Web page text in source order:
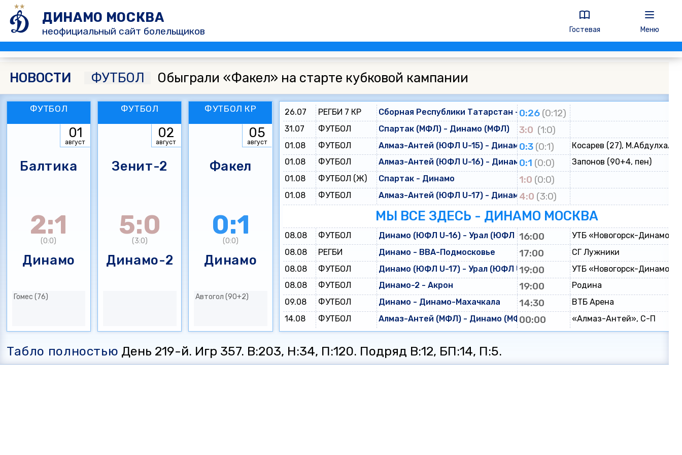
ДИНАМО МОСКВА
неофициальный сайт болельщиков Гостевая Меню
НОВОСТИ ФУТБОЛ Обыграли «Факел» на старте кубковой кампании
ФУТБОЛ
01
август
Балтика
2:1
(0:0)
Динамо
Гомес (76)
ФУТБОЛ
02
август
Зенит-2
5:0
(3:0)
Динамо-2
ФУТБОЛ КР
05
август
Факел
0:1
(0:0)
Динамо
Автогол (90+2)
26.07 РЕГБИ 7 КР Сборная Республики Татарстан - Динамо
0:26 (0:12)
31.07 ФУТБОЛ Спартак (МФЛ) - Динамо (МФЛ) 3:0 (1:0)
01.08 ФУТБОЛ Алмаз-Антей (ЮФЛ U-15) - Динамо (ЮФЛ U-15)
0:3 (0:1)
Косарев (27),
01.08
ФУТБОЛ Алмаз-Антей (ЮФЛ U-16) - Динамо (ЮФЛ U-16)
0:1 (0:0)
Запонов (90+4, пен)
01.08
ФУТБОЛ (Ж) Спартак - Динамо 1:0 (0:0)
01.08 ФУТБОЛ Алмаз-Антей (ЮФЛ U-17) - Динамо (ЮФЛ U-17)
4:0 (3:0)
МЫ ВСЕ ЗДЕСЬ - ДИНАМО МОСКВА
08.08 ФУТБОЛ Динамо (ЮФЛ U-16) - Урал (ЮФЛ U-16)
16:00
УТБ «Новогорск-Динамо»
08.08
РЕГБИ Динамо - ВВА-Подмосковье 17:00
СГ Лужники
08.08
ФУТБОЛ Динамо (ЮФЛ U-17) - Урал (ЮФЛ U-17)
19:00
УТБ «Новогорск-Динамо»
08.08
ФУТБОЛ Динамо-2 - Акрон 19:00
Родина
09.08
ФУТБОЛ Динамо - Динамо-Махачкала 14:30
ВТБ Арена
14.08
ФУТБОЛ Алмаз-Антей (МФЛ) - Динамо (МФЛ)00:00 «Алмаз-Антей», С-П
Табло полностью День 219-й. Игр 357. В:203, Н:34, П:120. Подряд В:12, БП:14, П:5.